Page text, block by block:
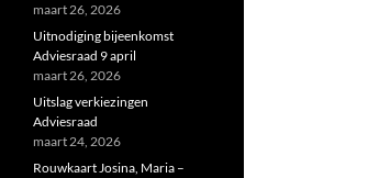
maart 26, 2026
Uitnodiging bijeenkomst
Adviesraad 9 april
maart 26, 2026
Uitslag verkiezingen
Adviesraad
maart 24, 2026
Rouwkaart Josina, Maria –